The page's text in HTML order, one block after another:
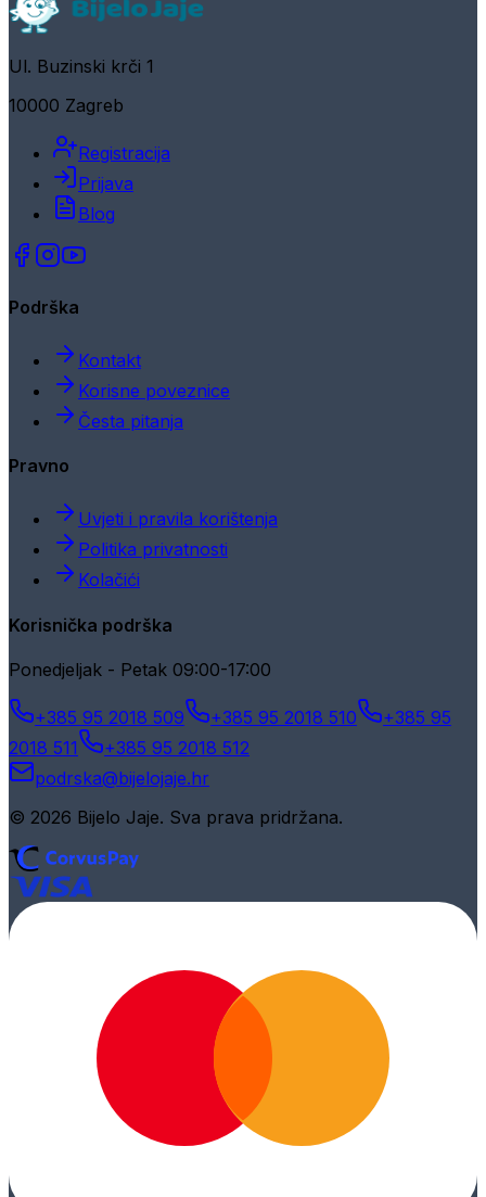
Ul. Buzinski krči 1
10000 Zagreb
Registracija
Prijava
Blog
Podrška
Kontakt
Korisne poveznice
Česta pitanja
Pravno
Uvjeti i pravila korištenja
Politika privatnosti
Kolačići
Korisnička podrška
Ponedjeljak - Petak 09:00-17:00
+385 95 2018 509 +385 95 2018 510
+385 95
2018 511
+385 95 2018 512
podrska@bijelojaje.hr
© 2026 Bijelo Jaje. Sva prava pridržana.